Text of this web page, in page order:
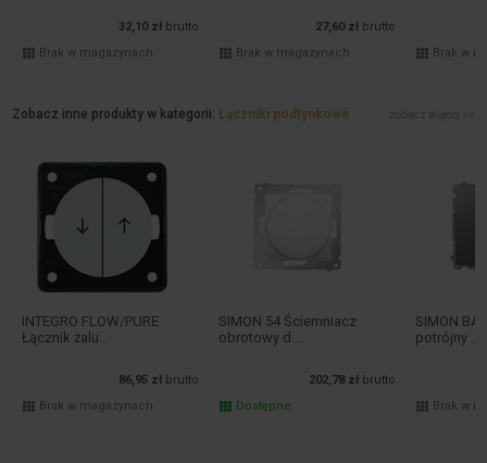
32,10 zł
brutto
Brak w magazynach
27,60 zł
brutto
Brak w magazynach
Brak w
Zobacz inne produkty w kategorii: Łączniki podtynkowe zobacz więcej >>
INTEGRO FLOW/PURE
Łącznik żalu...
86,95 zł
brutto
Brak w magazynach
SIMON 54 Ściemniacz
obrotowy d...
202,78 zł
brutto
Dostępne
SIMON
potrójny ...
Brak w